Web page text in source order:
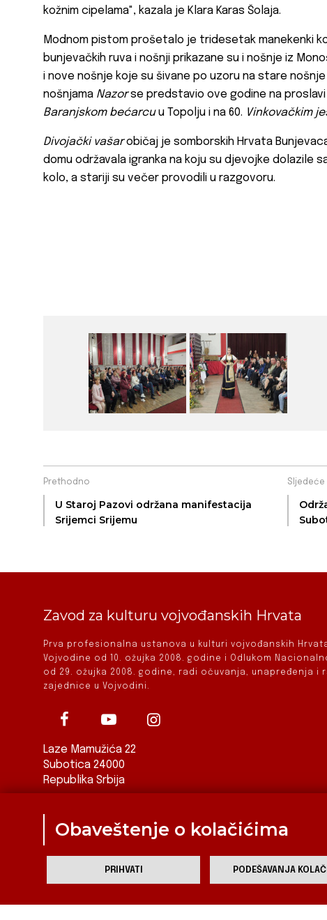
kožnim cipelama", kazala je Klara Karas Šolaja.
Modnom pistom prošetalo je tridesetak manekenki
bunjevačkih ruva i nošnji prikazane su i nošnje iz
i nove nošnje koje su šivane po uzoru na stare
nošnjama Nazorse predstavio ove godine na proslavi
Baranjskom bećarcuu Topolju i na 60. Vinkovačkim
Divojački vašarobičaj je somborskih Hrvata
domu održavala igranka na koju su djevojke dolazile
kolo, a stariji su večer provodili u razgovoru.
Prethodno
U Staroj Pazovi održana manifestacija
Srijemci Srijemu
Sljedeće
Zavod za kulturu vojvođanskih Hrvata
Prva profesionalna ustanova u kulturi vojvođanskih
Vojvodine od 10. ožujka 2008. godine i Odlukom
od 29. ožujka 2008. godine, radi očuvanja, unapređenja i
zajednice u Vojvodini.
Laze Mamužića 22
Subotica 24000
Republika Srbija
Obaveštenje o kolačićima
PRIHVATI PODEŠAVANJA